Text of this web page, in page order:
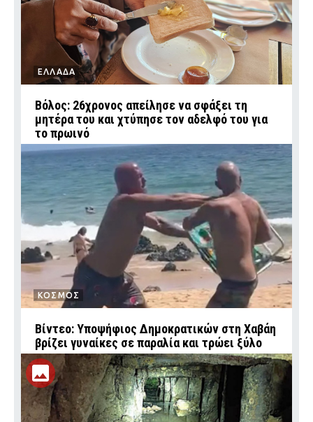
ΕΛΛΑΔΑ
Βόλος: 26χρονος απείλησε να σφάξει τη
μητέρα του και χτύπησε τον αδελφό του για
το πρωινό
ΚΟΣΜΟΣ
Βίντεο: Υποψήφιος Δημοκρατικών στη Χαβάη
βρίζει γυναίκες σε παραλία και τρώει ξύλο